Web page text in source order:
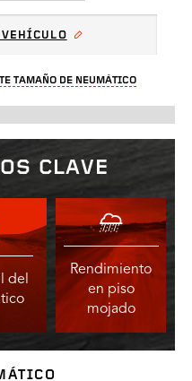
TAMAÑO DE NEUMÁTICO
CLAVE
del
Rendimiento
en piso
mojado